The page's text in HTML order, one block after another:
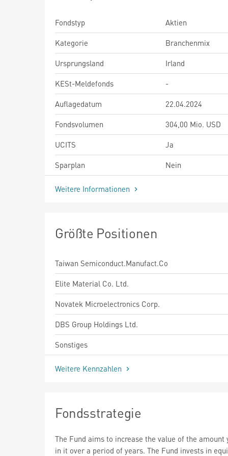
Fondstyp
Aktien
Kategorie
Branchenmix
Ursprungsland
Irland
KESt-Meldefonds
-
Auflagedatum
22.04.2024
Fondsvolumen
304,00 Mio. USD
UCITS
Ja
Sparplan
Nein
Weitere Informationen
Größte Positionen
Taiwan Semiconduct.Manufact.Co
Elite Material Co. Ltd.
Novatek Microelectronics Corp.
DBS Group Holdings Ltd.
Sonstiges
Weitere Kennzahlen
Fondsstrategie
The Fund aims to increase the value of the amount
in it over a period of years. The Fund invests in